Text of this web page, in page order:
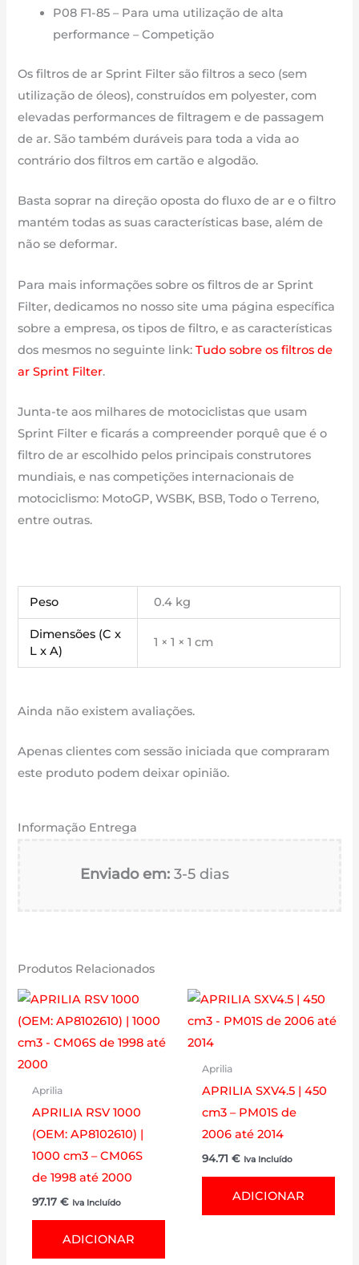
P08 F1-85 – Para uma utilização de alta
performance – Competição
Os filtros de ar Sprint Filter são filtros a seco (sem
utilização de óleos), construídos em polyester, com
elevadas performances de filtragem e de passagem
de ar. São também duráveis para toda a vida ao
contrário dos filtros em cartão e algodão.
Basta soprar na direção oposta do fluxo de ar e o filtro
mantém todas as suas características base, além de
não se deformar.
Para mais informações sobre os filtros de ar Sprint
Filter, dedicamos no nosso site uma página específica
sobre a empresa, os tipos de filtro, e as características
dos mesmos no seguinte link:Tudo sobre os filtros de
ar Sprint Filter.
Junta-te aos milhares de motociclistas que usam
Sprint Filter e ficarás a compreender porquê que é o
filtro de ar escolhido pelos principais construtores
mundiais, e nas competições internacionais de
motociclismo: MotoGP, WSBK, BSB, Todo o Terreno,
entre outras.
Peso 0.4 kg
Dimensões (C x
L x A)
1 × 1 × 1 cm
Ainda não existem avaliações.
Apenas clientes com sessão iniciada que compraram
este produto podem deixar opinião.
Informação Entrega
Enviado em: 3-5 dias
Produtos Relacionados
Aprilia
APRILIA RSV 1000
(OEM: AP8102610) |
1000 cm3 – CM06S
de 1998 até 2000
97.17 € Iva Incluído
ADICIONAR
Aprilia
APRILIA SXV4.5 | 450
cm3 – PM01S de
2006 até 2014
94.71 € Iva Incluído
ADICIONAR